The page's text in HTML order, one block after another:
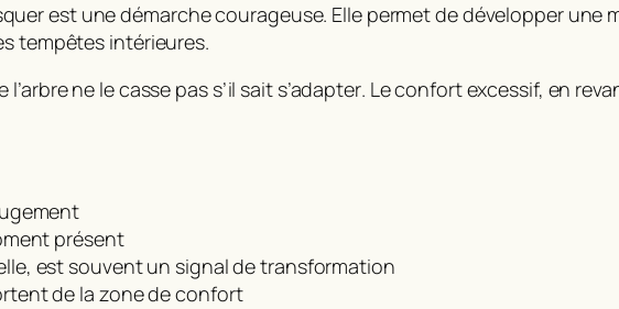
est une démarche courageuse. Elle permet de développer une
tempêtes intérieures.
l’arbre ne le casse pas s’il sait s’adapter. Le confort excessif, en
présent
est souvent un signal de transformation
de la zone de confort